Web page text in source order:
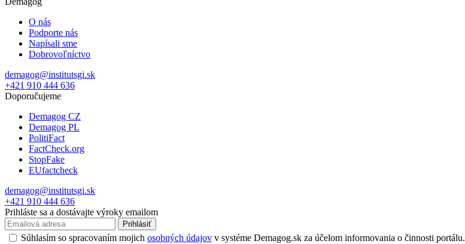
O nás
Podporte nás
Napísali sme
Dobrovoľníctvo
demagog@institutsgi.sk
+421 910 444 636
Doporučujeme
Demagog CZ
Demagog PL
PolitiFact
FactCheck.org
StopFake
EUfactcheck
demagog@institutsgi.sk
+421 910 444 636
Prihláste sa a dostávajte výroky emailom
Prihlásiť
Súhlasím so spracovaním mojich osobných údajov v systéme Demagog.sk za účelom informovania o činnosti portálu.